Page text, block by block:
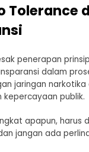
Tolerance
penerapan
dalam
jaringan narkotika
kepercayaan publik.
apapun, harus
jangan ada